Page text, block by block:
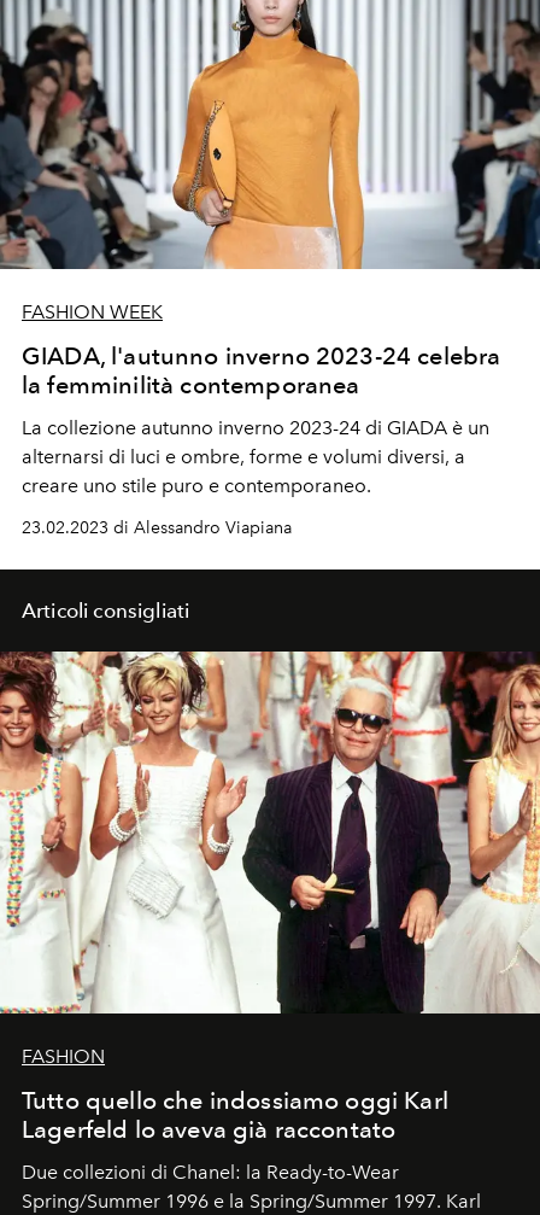
FASHION WEEK
GIADA, l'autunno inverno 2023-24 celebra
la femminilità contemporanea
La collezione autunno inverno 2023-24 di GIADA è un
alternarsi di luci e ombre, forme e volumi diversi, a
creare uno stile puro e contemporaneo.
23.02.2023 di Alessandro Viapiana
Articoli consigliati
FASHION
Tutto quello che indossiamo oggi Karl
Lagerfeld lo aveva già raccontato
Due collezioni di Chanel: la Ready-to-Wear
Spring/Summer 1996 e la Spring/Summer 1997. Karl